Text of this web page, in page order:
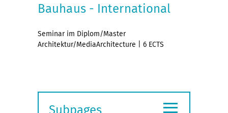
Bauhaus - International
Seminar im Diplom/Master
Architektur/MediaArchitecture | 6 ECTS
Subpages ≡